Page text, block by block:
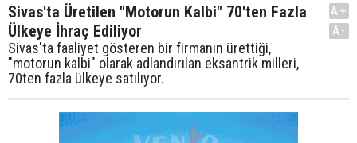
Sivas'ta Üretilen "Motorun Kalbi" 70'ten Fazla
Ülkeye İhraç Ediliyor
Sivas'ta faaliyet gösteren bir firmanın ürettiği,
"motorun kalbi" olarak adlandırılan eksantrik milleri,
70ten fazla ülkeye satılıyor.
A+
A-